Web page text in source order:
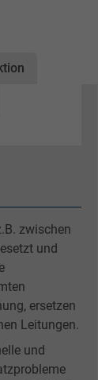
zwischen
und
ersetzen
Leitungen.
und